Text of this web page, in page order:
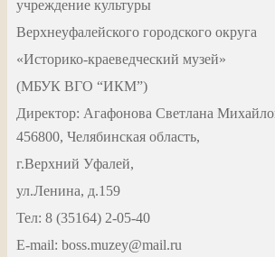
учреждение культуры
Верхнеуфалейского городского округа
«Историко-краеведческий музей»
(МБУК ВГО “ИКМ”)
Директор: Агафонова Светлана
456800, Челябинская область,
г.Верхний Уфалей,
ул.Ленина, д.159
Тел: 8 (35164) 2-05-40
Е-mail: boss.muzey@mail.ru